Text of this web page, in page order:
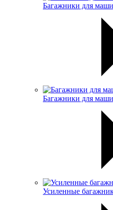
Багажники для
Багажники для
Усиленные